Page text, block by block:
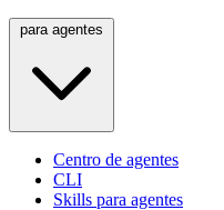
Centro de agentes
CLI
Skills para agentes